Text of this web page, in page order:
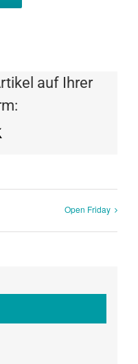
auf Ihrer
Open Friday